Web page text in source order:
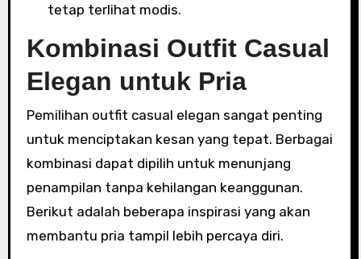
tetap terlihat modis.
Kombinasi Outfit Casual
Elegan untuk Pria
Pemilihan outfit casual elegan sangat penting
untuk menciptakan kesan yang tepat. Berbagai
kombinasi dapat dipilih untuk menunjang
penampilan tanpa kehilangan keanggunan.
Berikut adalah beberapa inspirasi yang akan
membantu pria tampil lebih percaya diri.